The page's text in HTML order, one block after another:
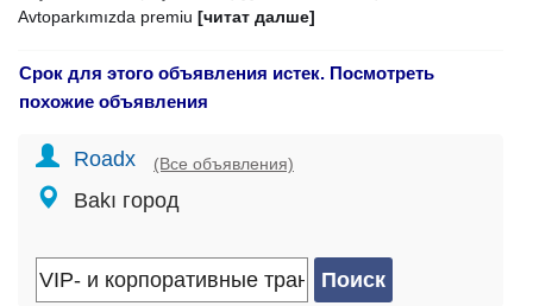
Avtoparkımızda premiu [читат далше]
Срок для этого объявления истек. Посмотреть
похожие объявления
Roadx (Все объявления)
Bakı город